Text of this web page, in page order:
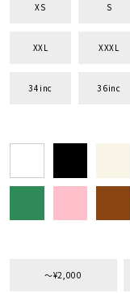
XS S
XXL XXXL
34inc 36inc
〜¥2,000